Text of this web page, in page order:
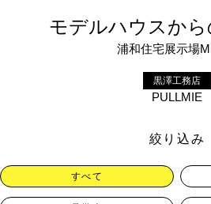
モデルハウスか
浦和住宅展示場
黒澤工務店
PULLMIE
絞り込み
すべて